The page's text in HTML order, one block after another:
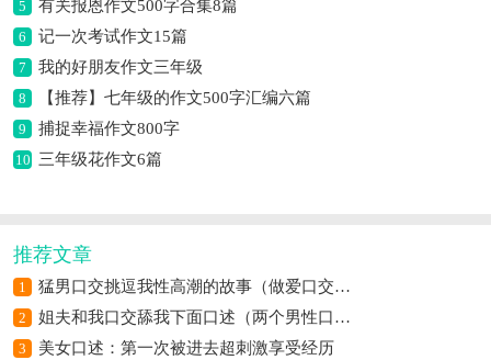
5 有关报恩作文500字合集8篇
6 记一次考试作文15篇
7 我的好朋友作文三年级
8 【推荐】七年级的作文500字汇编六篇
9 捕捉幸福作文800字
10 三年级花作文6篇
推荐文章
1 猛男口交挑逗我性高潮的故事（做爱口交自摸高潮过程）
2 姐夫和我口交舔我下面口述（两个男性口交）
3 美女口述：第一次被进去超刺激享受经历